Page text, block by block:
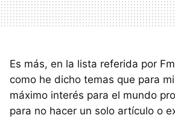
Es más, en la lista referida por
como he dicho temas que para
máximo interés para el mundo
para no hacer un solo artículo o